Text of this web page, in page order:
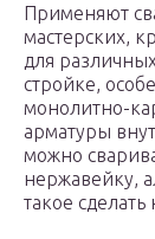
Применяют
мастерских,
для
стройке,
монолитно-
арматуры
можно
нержавейку,
такое сделать